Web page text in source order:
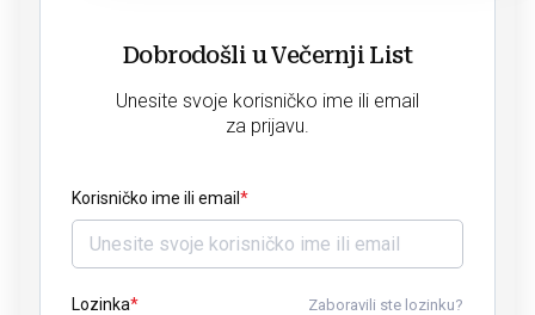
Dobrodošli u Večernji List
Unesite svoje korisničko ime ili email
za prijavu.
Korisničko ime ili email
Lozinka Zaboravili ste lozinku?